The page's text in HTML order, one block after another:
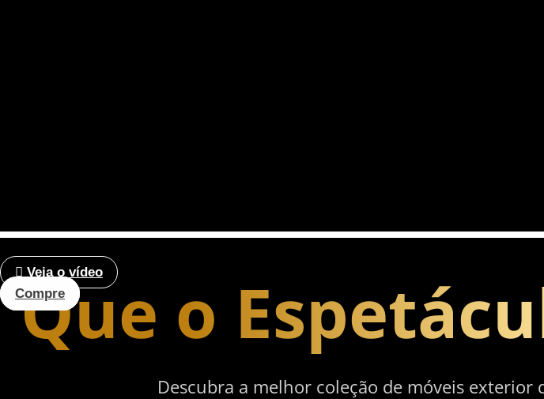
Que o
Descubra a melhor coleção de móveis exterior
Compre
Veja o vídeo